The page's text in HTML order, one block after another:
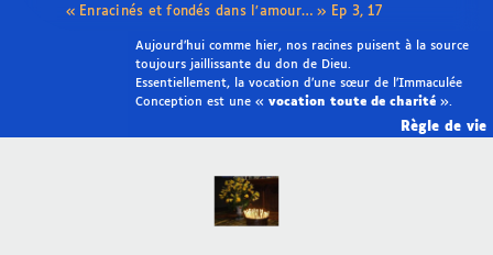
« Enracinés et fondés dans l’amour… » Ep 3, 17
Règle de vie
Aujourd’hui comme hier, nos racines puisent à la source
toujours jaillissante du don de Dieu.
Essentiellement, la vocation d’une sœur de l’Immaculée
Conception est une « vocation toute de charité».